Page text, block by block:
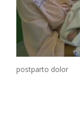
postparto dolor